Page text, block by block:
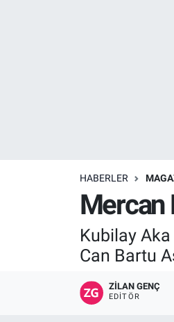
HABERLER
Mercan
Kubilay
Can Bartu
ZILAN GENÇ
EDITÖR